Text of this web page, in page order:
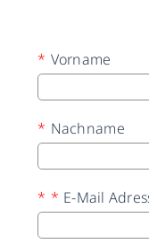
* Vorname
* Nachname
* E-Mail
*